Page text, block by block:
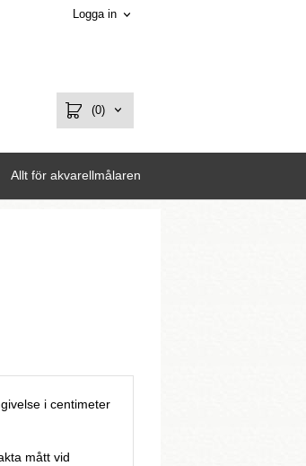
Logga in
(0)
Allt för akvarellmålaren
i centimeter
mått vid